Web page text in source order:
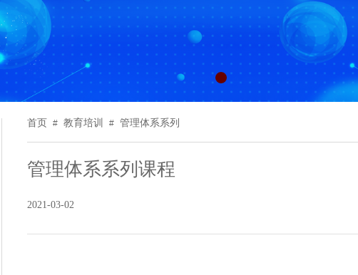
首页 # 教育培训 # 管理体系系列
管理体系系列课程
2021-03-02